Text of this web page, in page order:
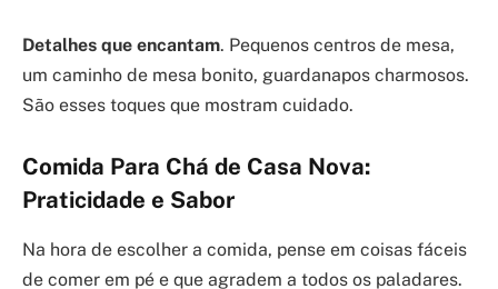
Detalhes que encantam. Pequenos centros de mesa,
um caminho de mesa bonito, guardanapos charmosos.
São esses toques que mostram cuidado.
Comida Para Chá de Casa Nova:
Praticidade e Sabor
Na hora de escolher a comida, pense em coisas fáceis
de comer em pé e que agradem a todos os paladares.